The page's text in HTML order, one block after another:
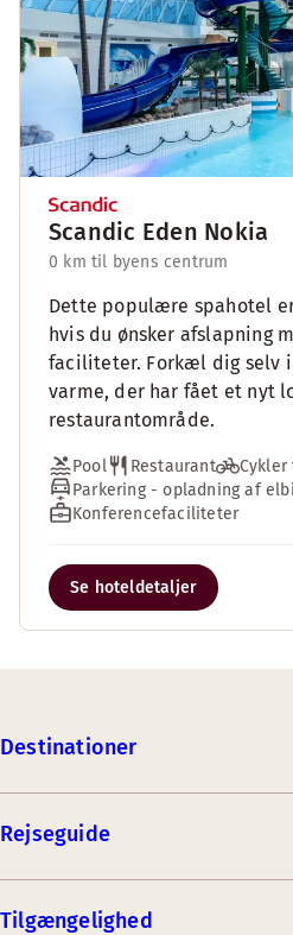
Scandic Eden Nokia
0 km til byens centrum
Dette populære spahotel
hvis du ønsker afslapning
faciliteter. Forkæl dig selv
varme, der har fået et nyt
restaurantområde.
Pool Restaurant
Parkering - opladning af
Konferencefaciliteter
Se hoteldetaljer
Destinationer
Rejseguide
Tilgængelighed